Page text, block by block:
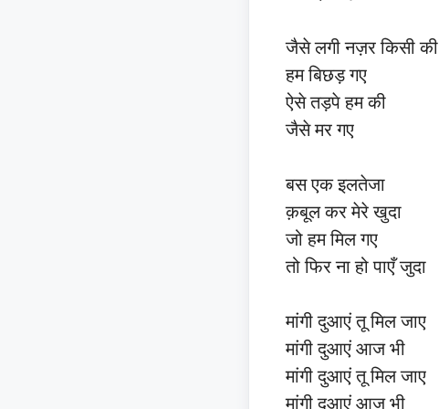
जैसे लगी नज़र किसी की
हम बिछड़ गए
ऐसे तड़पे हम की
जैसे मर गए
बस एक इलतेजा
क़बूल कर मेरे खुदा
जो हम मिल गए
तो फिर ना हो पाएँ जुदा
मांगी दुआएं तू मिल जाए
मांगी दुआएं आज भी
मांगी दुआएं तू मिल जाए
मांगी दुआएं आज भी